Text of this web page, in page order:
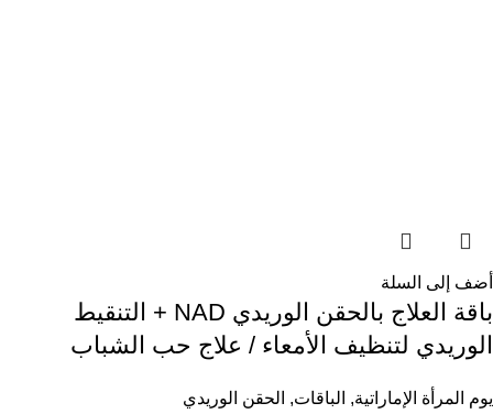
أضف إلى السلة
باقة العلاج بالحقن الوريدي NAD + التنقيط
الوريدي لتنظيف الأمعاء / علاج حب الشباب
يوم المرأة الإماراتية, الباقات, الحقن الوريدي